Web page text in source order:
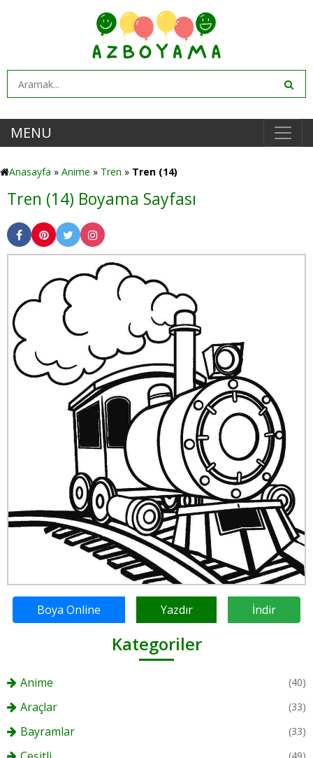
MENU
Anasayfa » Anime » Tren » Tren (14)
Tren (14) Boyama Sayfası
Boya Online Yazdır İndir
Kategoriler
Anime (40)
Araçlar (33)
Bayramlar (33)
(49)